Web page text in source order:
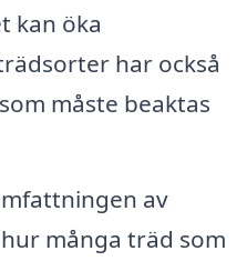
kan öka
har också
måste beaktas
av
många träd som